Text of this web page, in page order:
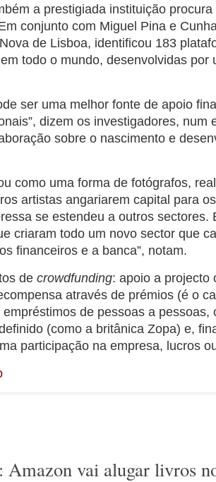
a prestigiada instituição
conjunto com Miguel Pina e
de Lisboa, identificou 183
em todo o mundo, desenvolvidas por
ser uma melhor fonte de apoio
dizem os investigadores, num
sobre o nascimento e
como uma forma de fotógrafos,
artistas angariarem capital para
se estendeu a outros sectores.
criaram todo um novo sector que
financeiros e a banca”, notam.
de crowdfunding: apoio a projecto
através de prémios (é o
de pessoas a pessoas,
(como a britânica Zopa) e,
participação na empresa, lucros
Amazon vai alugar livros